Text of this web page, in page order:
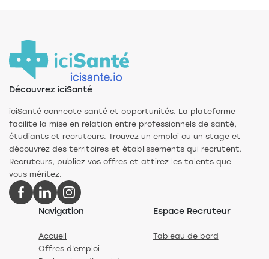
Découvrez iciSanté
iciSanté connecte santé et opportunités. La plateforme
facilite la mise en relation entre professionnels de santé,
étudiants et recruteurs. Trouvez un emploi ou un stage et
découvrez des territoires et établissements qui recrutent.
Recruteurs, publiez vos offres et attirez les talents que
vous méritez.
Navigation
Accueil
Offres d'emploi
Espace Recruteur
Tableau de bord